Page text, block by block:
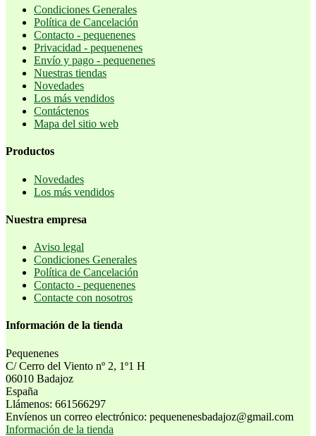
Condiciones Generales
Política de Cancelación
Contacto - pequenenes
Privacidad - pequenenes
Envío y pago - pequenenes
Nuestras tiendas
Novedades
Los más vendidos
Contáctenos
Mapa del sitio web
Productos
Novedades
Los más vendidos
Nuestra empresa
Aviso legal
Condiciones Generales
Política de Cancelación
Contacto - pequenenes
Contacte con nosotros
Información de la tienda
Pequenenes
C/ Cerro del Viento nº 2, 1º1 H
06010 Badajoz
España
Llámenos: 661566297
Envíenos un correo electrónico: pequenenesbadajoz@gmail.com
Información de la tienda